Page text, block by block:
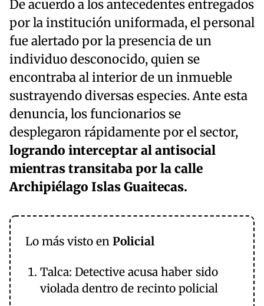
De acuerdo a los antecedentes entregados
por la institución uniformada, el personal
fue alertado por la presencia de un
individuo desconocido, quien se
encontraba al interior de un inmueble
sustrayendo diversas especies. Ante esta
denuncia, los funcionarios se
desplegaron rápidamente por el sector,
logrando interceptar al antisocial
mientras transitaba por la calle
Archipiélago Islas Guaitecas.
Lo más visto en Policial
Talca: Detective acusa haber sido
violada dentro de recinto policial